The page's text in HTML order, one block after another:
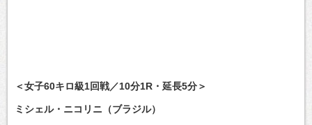
＜女子60キロ級1回戦／10分1R・延長5分＞
ミシェル・ニコリニ（ブラジル）